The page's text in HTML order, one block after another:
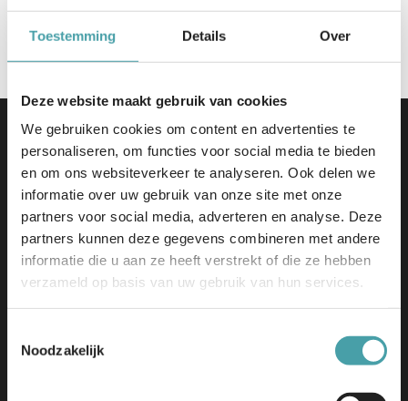
Toestemming Details Over
Deze website maakt gebruik van cookies
We gebruiken cookies om content en advertenties te
personaliseren, om functies voor social media te bieden
en om ons websiteverkeer te analyseren. Ook delen we
informatie over uw gebruik van onze site met onze
partners voor social media, adverteren en analyse. Deze
partners kunnen deze gegevens combineren met andere
informatie die u aan ze heeft verstrekt of die ze hebben
verzameld op basis van uw gebruik van hun services.
Noodzakelijk
graag op 17 januari in Nieuwegein.
Aanmelden
Edu-V | Tjaskermolenlaan 1
3447 GE Woerden
info@edu-v.org
+31 348 708 000